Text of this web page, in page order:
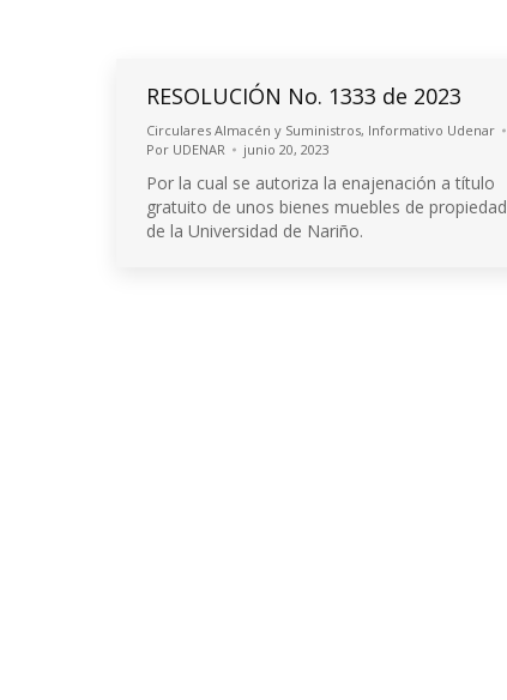
RESOLUCIÓN No. 1333 de 2023
Circulares Almacén y Suministros, Informativo Udenar
Por UDENAR junio 20, 2023
Por la cual se autoriza la enajenación a título
gratuito de unos bienes muebles de propiedad
de la Universidad de Nariño.